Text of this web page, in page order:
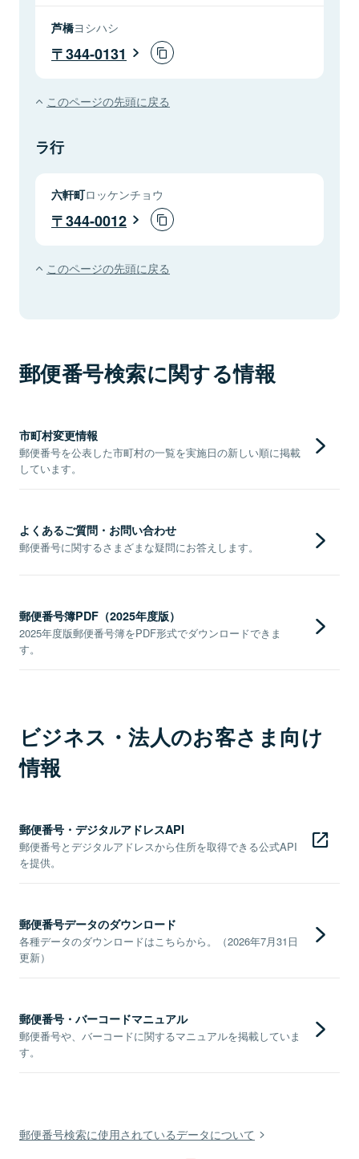
芦橋ヨシハシ
344-0131
このページの先頭に戻る
ラ行
六軒町ロッケンチョウ
344-0012
このページの先頭に戻る
郵便番号検索に関する情報
市町村変更情報
郵便番号を公表した市町村の一覧を実施日の新しい順に掲載
しています。
よくあるご質問・お問い合わせ
郵便番号に関するさまざまな疑問にお答えします。
郵便番号簿PDF（2025年度版）
2025年度版郵便番号簿をPDF形式でダウンロードできま
す。
ビジネス・法人のお客さま向け
情報
郵便番号・デジタルアドレスAPI
郵便番号とデジタルアドレスから住所を取得できる公式API
を提供。
郵便番号データのダウンロード
各種データのダウンロードはこちらから。（2026年7月31日
更新）
郵便番号・バーコードマニュアル
郵便番号や、バーコードに関するマニュアルを掲載していま
す。
郵便番号検索に使用されているデータについて